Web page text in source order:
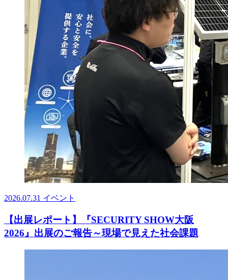
2026.07.31 イベント
【出展レポート】『SECURITY SHOW大阪
2026』出展のご報告～現場で見えた社会課題